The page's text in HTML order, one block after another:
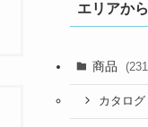
エリアか
商品
カタログ